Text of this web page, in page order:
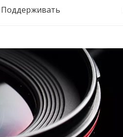
Поддерживать